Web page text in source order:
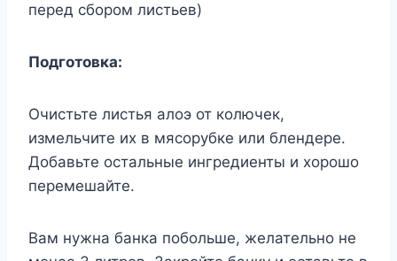
перед сбором листьев)
Подготовка:
Очистьте листья алоэ от колючек,
измельчите их в мясорубке или блендере.
Добавьте остальные ингредиенты и хорошо
перемешайте.
Вам нужна банка побольше, желательно не